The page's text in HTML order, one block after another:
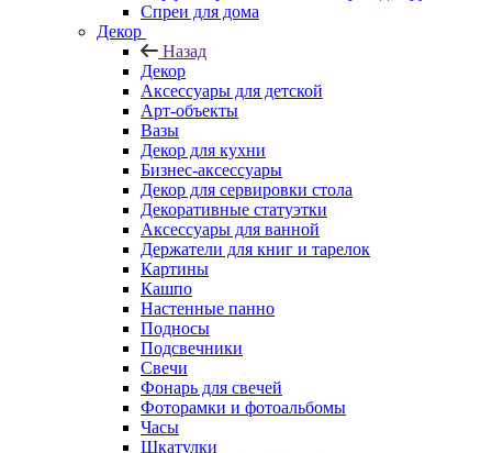
Спреи для дома
Декор
Назад
Декор
Аксессуары для детской
Арт-объекты
Вазы
Декор для кухни
Бизнес-аксессуары
Декор для сервировки стола
Декоративные статуэтки
Аксессуары для ванной
Держатели для книг и тарелок
Картины
Кашпо
Настенные панно
Подносы
Подсвечники
Свечи
Фонарь для свечей
Фоторамки и фотоальбомы
Часы
Шкатулки